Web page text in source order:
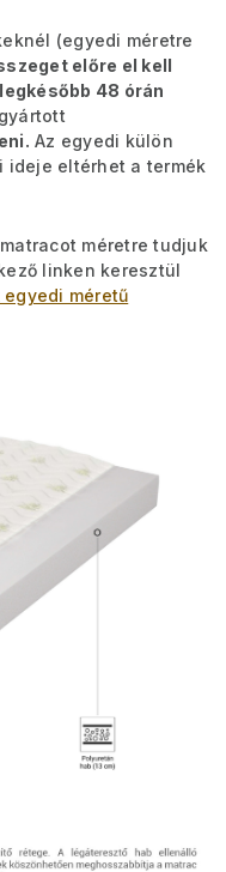
(egyedi méretre
előre el kell
legkésőbb 48 órán
Az egyedi külön
ideje eltérhet a termék
méretre tudjuk
linken keresztül
méretű